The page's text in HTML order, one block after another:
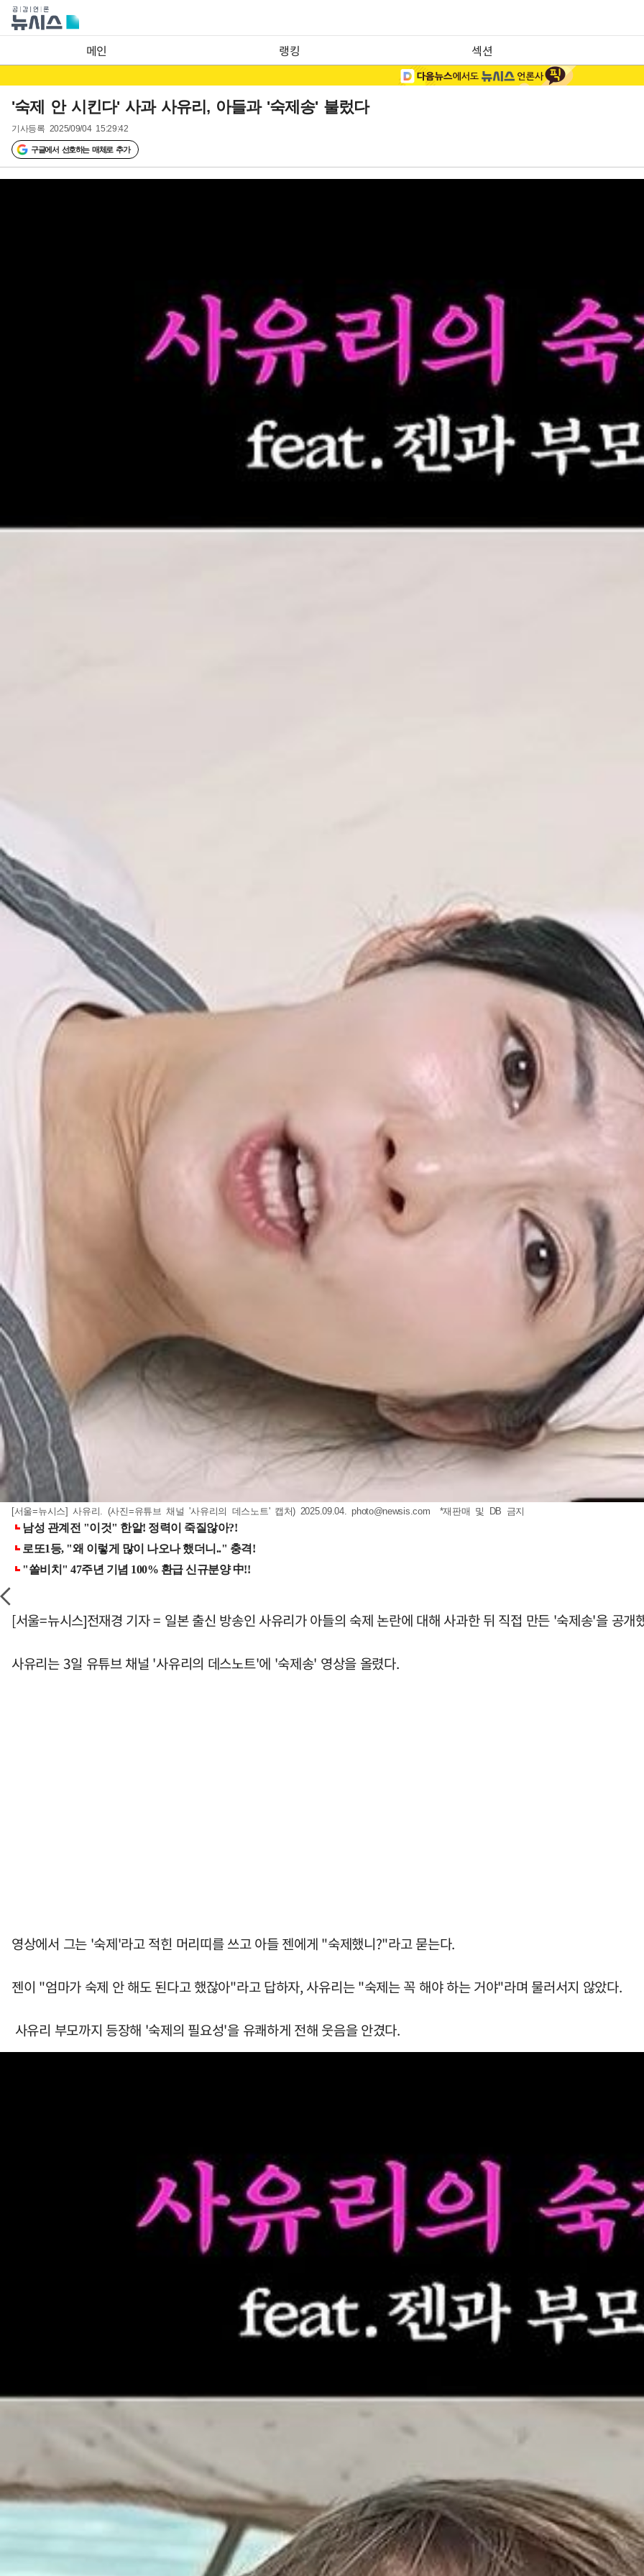
메인 랭킹 섹션
'숙제 안 시킨다' 사과 사유리, 아들과 '숙제송' 불렀다
기사등록 2025/09/04 15:29:42
구글에서 선호하는 매체로 추가
[서울=뉴시스] 사유리. (사진=유튜브 채널 '사유리의 데스노트' 캡처) 2025.09.04.photo@newsis.com *재판매 및 DB 금지
[서울=뉴시스]전재경 기자 = 일본 출신 방송인 사유리가 아들의 숙제 논란에 대해 사과한 뒤 직접 만든 '숙제송'을 공개
사유리는 3일 유튜브 채널 '사유리의 데스노트'에 '숙제송' 영상을 올렸다.
영상에서 그는 '숙제'라고 적힌 머리띠를 쓰고 아들 젠에게 "숙제했니?"라고 묻는다.
젠이 "엄마가 숙제 안 해도 된다고 했잖아"라고 답하자, 사유리는 "숙제는 꼭 해야 하는 거야"라며 물러서지 않았다.
사유리 부모까지 등장해 '숙제의 필요성'을 유쾌하게 전해 웃음을 안겼다.